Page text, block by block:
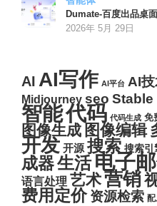
Dumate-百度出品桌
2026年 5月 29日
AI AI写作 AI平台 AI
Midjourney seo
智能代码 代码生成 免
图像生成 图像编辑
开发 开源 搜索 搜索引
成器生活电子
语言处理 艺术营销
费用定价 资源检索